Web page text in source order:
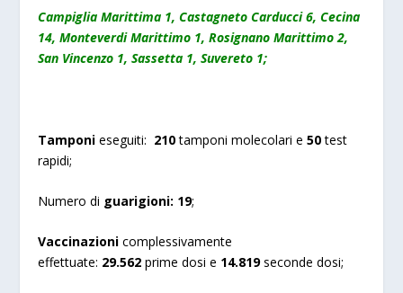
Campiglia Marittima 1, Castagneto Carducci 6, Cecina
14, Monteverdi Marittimo 1, Rosignano Marittimo 2,
San Vincenzo 1, Sassetta 1, Suvereto 1;
Tamponi eseguiti: 210tamponi molecolari e50test
rapidi;
Numero di guarigioni: 19;
Vaccinazioni complessivamente
effettuate: 29.562prime dosi e 14.819seconde dosi;